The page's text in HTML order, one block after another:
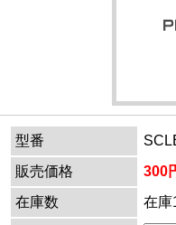
型番
販売価格
300
在庫数
在